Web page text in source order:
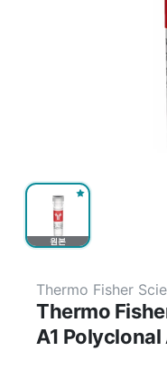
원본
Thermo Fisher
Thermo
A1